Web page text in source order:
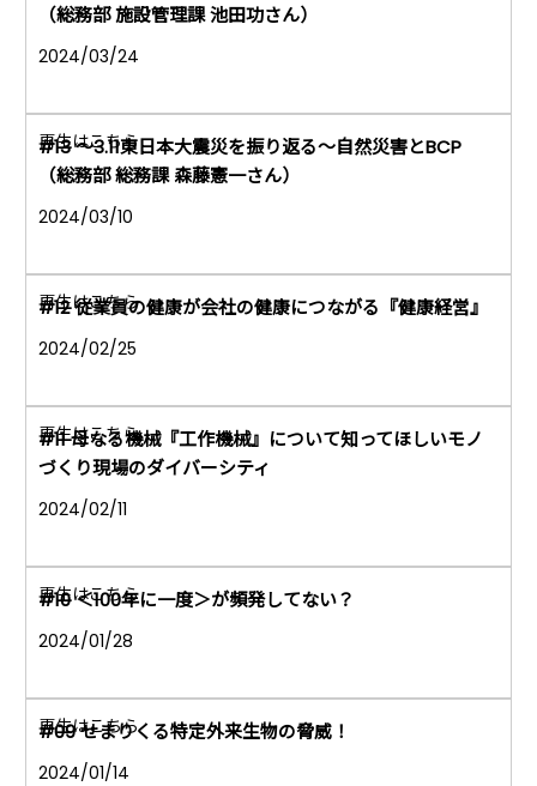
（総務部 施設管理課 池田功さん）
2024/03/24
#13 ～3.11東日本大震災を振り返る～自然災害とBCP
（総務部 総務課 森藤憲一さん）
2024/03/10
#12 従業員の健康が会社の健康につながる『健康経営』
2024/02/25
#11 母なる機械『工作機械』について知ってほしいモノ
づくり現場のダイバーシティ
2024/02/11
#10 ＜100年に一度＞が頻発してない？
2024/01/28
#09 せまりくる特定外来生物の脅威！
2024/01/14